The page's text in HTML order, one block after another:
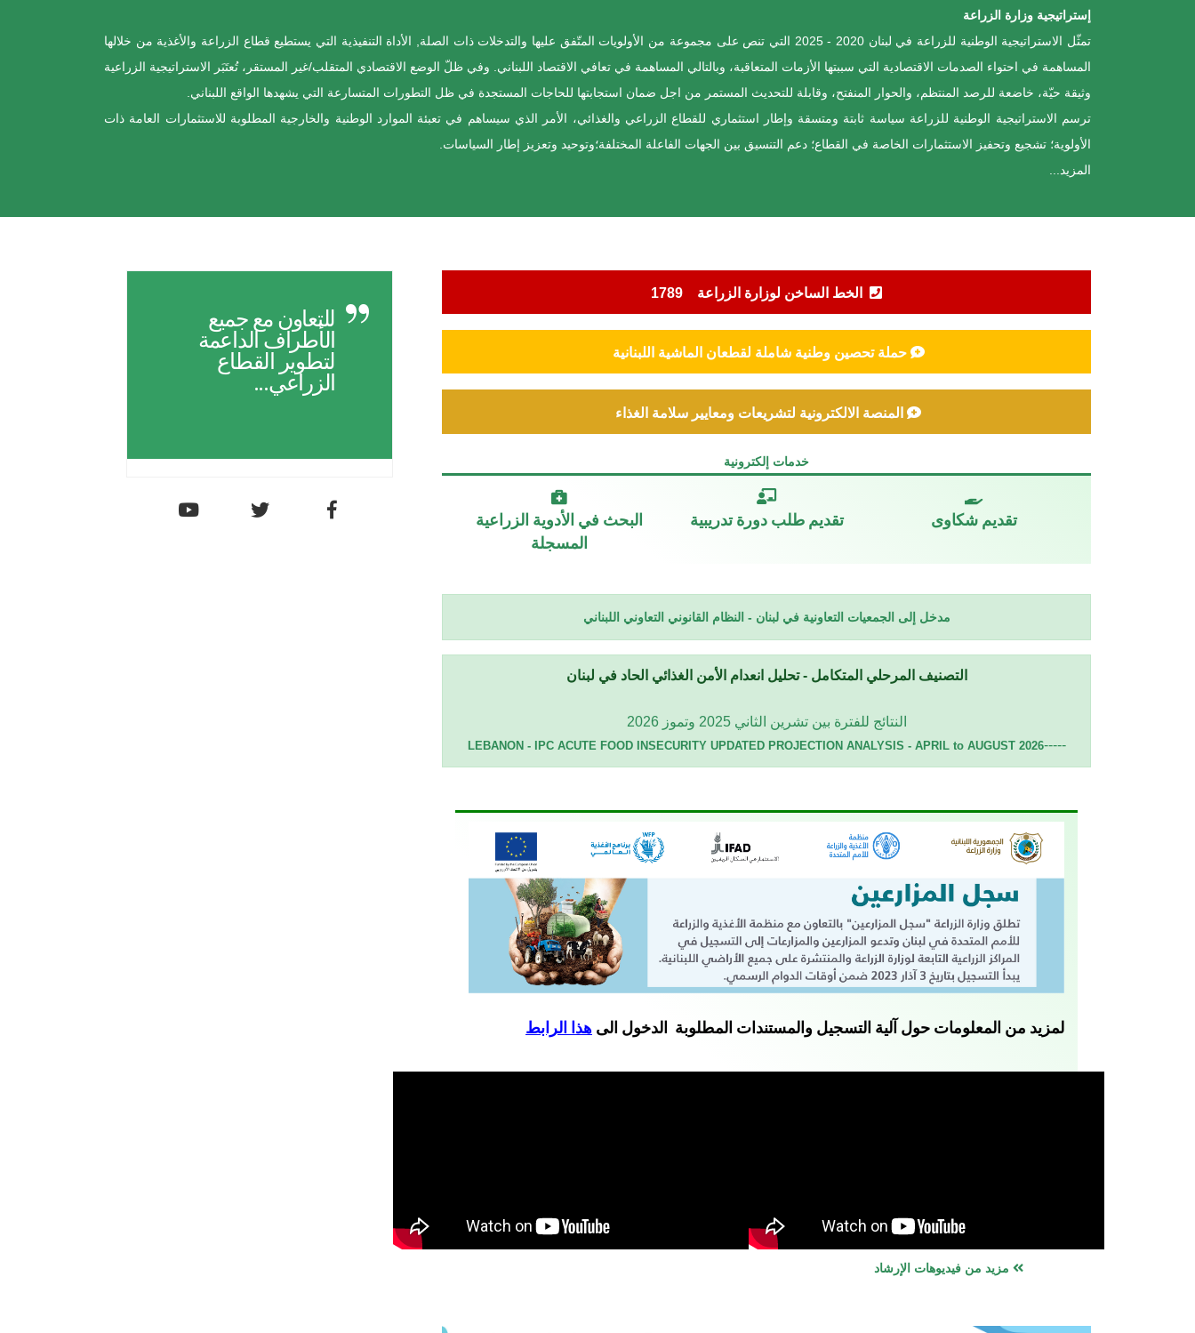
إستراتيجية وزارة الزراعة
تمثّل الاستراتيجية الوطنية للزراعة في لبنان 2020 - 2025 التي تنص على مجموعة من الأولويات المتّفق عليها والتدخلات ذات الصلة, الأداة التنفيذية التي يستطيع قطاع الزراعة والأغذية من خلالها
المساهمة في احتواء الصدمات الاقتصادية التي سببتها الأزمات المتعاقبة، وبالتالي المساهمة في تعافي الاقتصاد اللبناني. وفي ظلّ الوضع الاقتصادي المتقلب/غير المستقر، تُعتَبَر الاستراتيجية الزراعية
وثيقة حيّة، خاضعة للرصد المنتظم، والحوار المنفتح، وقابلة للتحديث المستمر من اجل ضمان استجابتها للحاجات المستجدة في ظل التطورات المتسارعة التي يشهدها الواقع اللبناني.
ترسم الاستراتيجية الوطنية للزراعة سياسة ثابتة ومتسقة وإطار استثماري للقطاع الزراعي والغذائي، الأمر الذي سيساهم في تعبئة الموارد الوطنية والخارجية المطلوبة للاستثمارات العامة ذات
الأولوية؛ تشجيع وتحفيز الاستثمارات الخاصة في القطاع؛ دعم التنسيق بين الجهات الفاعلة المختلفة؛وتوحيد وتعزيز إطار السياسات.
المزيد...
الخط الساخن لوزارة الزراعة 1789​
حملة تحصين وطنية شاملة لقطعان الماشية اللبنانية
المنصة الالكترونية لتشريعات ومعايير سلامة الغذاء
خدمات إلكترونية
تقديم شكاوى تقديم طلب دورة تدريبية
البحث في الأدوية الزراعية
المسجلة
مدخل إلى الجمعيات التعاونية في لبنان - النظام القانوني التعاوني اللبناني
التصنيف المرحلي المتكامل - تحليل انعدام الأمن الغذائي الحاد في لبنان
النتائج للفترة بين تشرين الثاني 2025 وتموز 2026
-----
LEBANON - IPC ACUTE FOOD INSECURITY UPDATED PROJECTION ANALYSIS - APRIL to AUGUST 2026
لمزيد من المعلومات حول آلية التسجيل والمستندات المطلوبة الدخول الى هذا الرابط
مزيد من فيديوهات الإرشاد
للتعاون مع جميع
الأطرافالداعمة
لتطوير القطاع
الزراعي...